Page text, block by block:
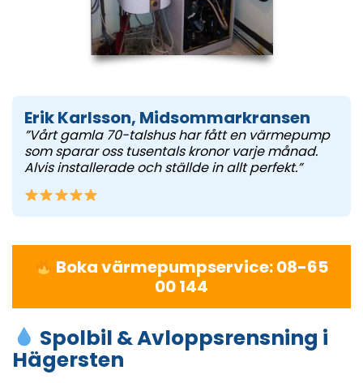
Erik Karlsson, Midsommarkransen
”Vårt gamla 70-talshus har fått en värmepump
som sparar oss tusentals kronor varje månad.
Alvis installerade och ställde in allt perfekt.”
Boka värmepumpservice: 08-65
00 144
Spolbil & Avloppsrensning i
Hägersten